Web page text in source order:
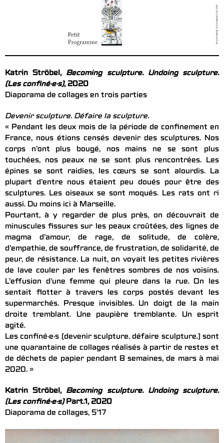
Katrin Ströbel, Becoming sculpture. Undoing sculpture.
(Les confiné·e·s), 2020
Diaporama de collages en trois parties
Devenir sculpture. Défaire la sculpture.
« Pendant les deux mois de la période de confinement en
France, nous étions censés devenir des sculptures. Nos
corps n’ont plus bougé, nos mains ne se sont plus
touchées, nos peaux ne se sont plus rencontrées. Les
épines se sont raidies, les cœurs se sont alourdis. La
plupart d’entre nous étaient peu doués pour être des
sculptures. Les oiseaux se sont moqués. Les rats ont ri
aussi. Du moins ici à Marseille.
Pourtant, à y regarder de plus près, on découvrait de
minuscules fissures sur les peaux croûtées, des lignes de
magma d’amour, de rage, de solitude, de colère,
d’empathie, de souffrance, de frustration, de solidarité, de
peur, de résistance. La nuit, on voyait les petites rivières
de lave couler par les fenêtres sombres de nos voisins.
L’effusion d’une femme qui pleure dans la rue. On les
sentait flotter à travers les corps postés devant les
supermarchés. Presque invisibles. Un doigt de la main
droite tremblant. Une paupière tremblante. Un esprit
agité.
Les confiné·e·s (devenir sculpture. défaire sculpture.) sont
une quarantaine de collages réalisés à partir de restes et
de déchets de papier pendant 8 semaines, de mars à mai
2020. »
Katrin Ströbel, Becoming sculpture. Undoing sculpture.
(Les confiné·e·s)Part.1, 2020
Diaporama de collages, 5’17